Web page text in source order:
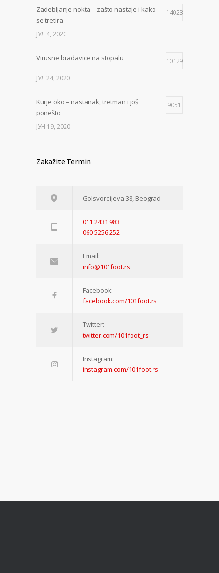
Zadebljanje nokta – zašto nastaje i kako
se tretira
14028
ЈУЛ 4, 2020
Virusne bradavice na stopalu 10129
ЈУЛ 24, 2020
Kurje oko – nastanak, tretman i još
ponešto
9051
ЈУН 19, 2020
Zakažite Termin
Golsvordijeva 38, Beograd
011 2431 983
060 5256 252
Email:
info@101foot.rs
Facebook:
facebook.com/101foot.rs
Twitter:
twitter.com/101foot_rs
Instagram:
instagram.com/101foot.rs